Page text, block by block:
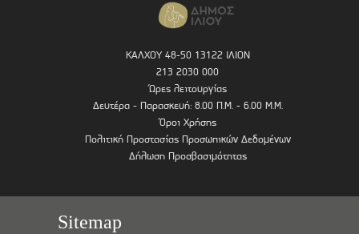
ΚΑΛΧΟΥ 48-50 13122 ΙΛΙΟΝ
213 2030 000
Ώρες λειτουργίας
Δευτέρα - Παρασκευή: 8.00 Π.Μ. - 6.00 Μ.Μ.
Όροι Χρήσης
Πολιτική Προστασίας Προσωπικών Δεδομένων
Δήλωση Προσβασιμότητας
Sitemap